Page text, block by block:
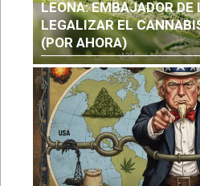
LEONA: EMBAJADOR DE
LEGALIZAR EL
(POR AHORA)